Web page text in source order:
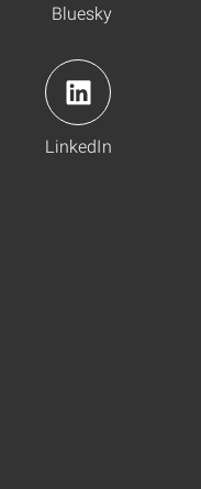
Bluesky
LinkedIn